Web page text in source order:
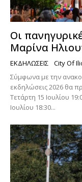
Οι
Μαρίνα
ΕΚΔΗΛΏΣΕΙΣ City Of
Σύμφωνα με την
εκδηλώσεις 2026 θα
Τετάρτη 15 Ιουλίου 19:00 Ιερό Ευχέλαιο Παραμονή Πέμπτη 18
Ιουλίου 18:30...